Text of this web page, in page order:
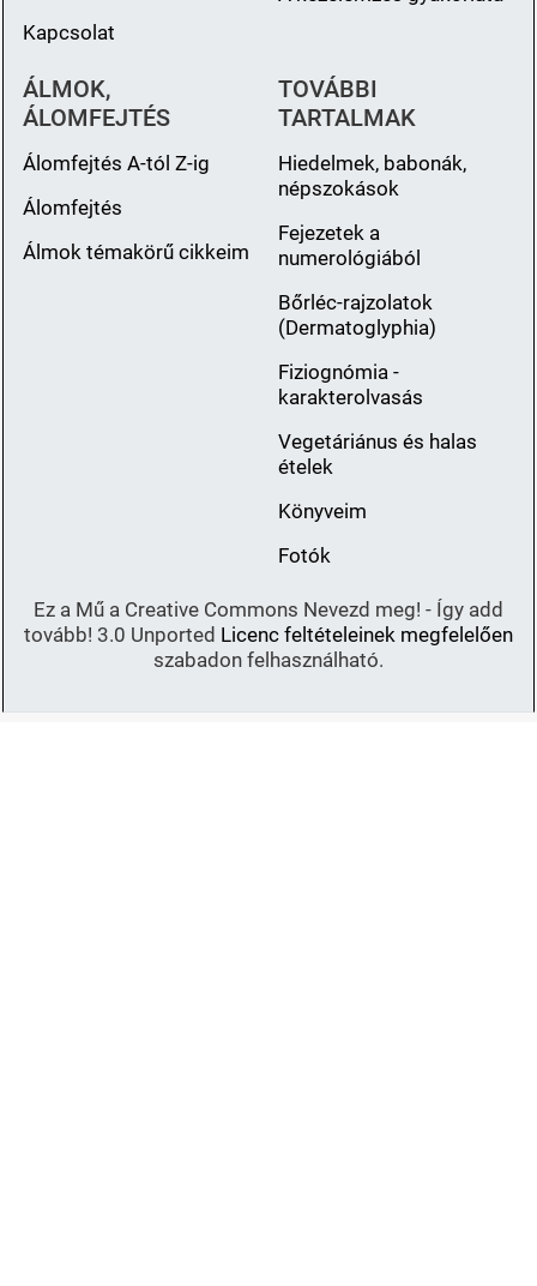
Kapcsolat
ÁLMOK,
ÁLOMFEJTÉS
Álomfejtés A-tól Z-ig
Álomfejtés
Álmok témakörű cikkeim
TOVÁBBI
TARTALMAK
Hiedelmek, babonák,
népszokások
Fejezetek a
numerológiából
Bőrléc-rajzolatok
(Dermatoglyphia)
Fiziognómia -
karakterolvasás
Vegetáriánus és halas
ételek
Könyveim
Fotók
Ez a Mű a Creative Commons Nevezd meg! - Így add
tovább! 3.0 Unported Licenc feltételeinek megfelelően
szabadon felhasználható.